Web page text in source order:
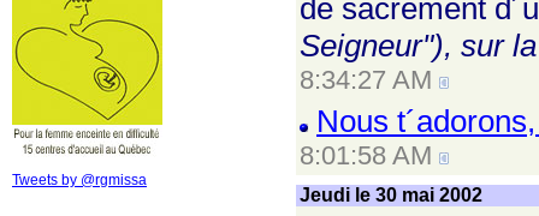
Tweets by @rgmissa
de sacrement
Seigneur"), sur
8:34:27 AM
Nous
8:01:58 AM
Jeudi le 30 mai 2002